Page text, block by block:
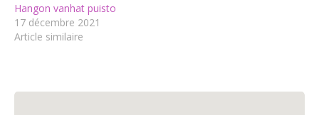
Hangon vanhat puisto
17 décembre 2021
Article similaire